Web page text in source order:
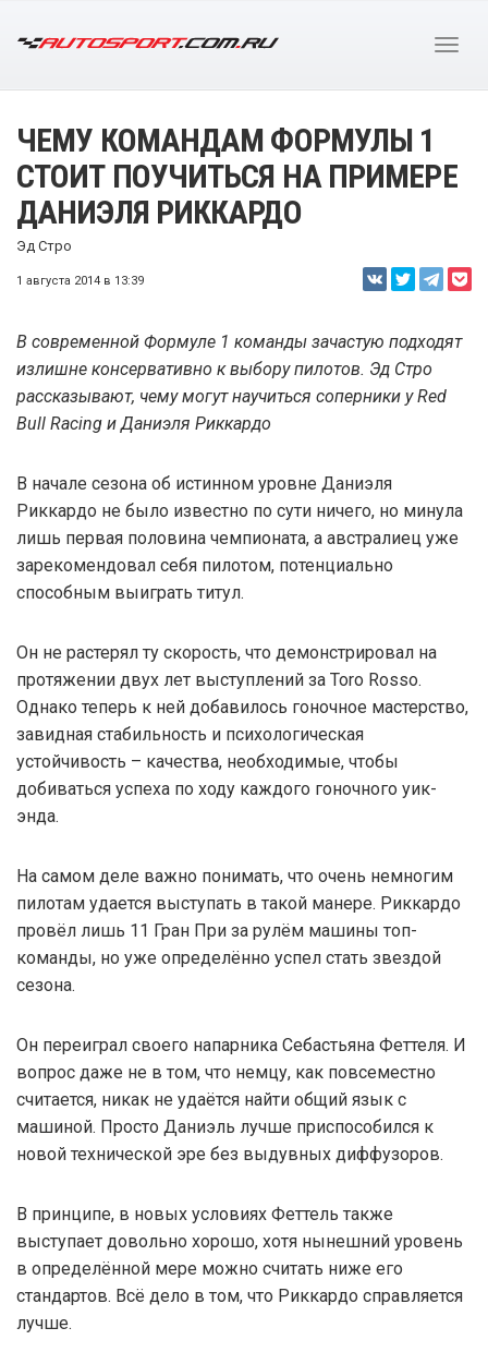
ЧЕМУ КОМАНДАМ ФОРМУЛЫ 1
СТОИТ ПОУЧИТЬСЯ НА ПРИМЕРЕ
ДАНИЭЛЯ РИККАРДО
Эд Стро
1 августа 2014 в 13:39
В современной Формуле 1 команды зачастую подходят
излишне консервативно к выбору пилотов. Эд Стро
рассказывают, чему могут научиться соперники у Red
Bull Racing и Даниэля Риккардо
В начале сезона об истинном уровне Даниэля
Риккардо не было известно по сути ничего, но минула
лишь первая половина чемпионата, а австралиец уже
зарекомендовал себя пилотом, потенциально
способным выиграть титул.
Он не растерял ту скорость, что демонстрировал на
протяжении двух лет выступлений за Toro Rosso.
Однако теперь к ней добавилось гоночное мастерство,
завидная стабильность и психологическая
устойчивость – качества, необходимые, чтобы
добиваться успеха по ходу каждого гоночного уик-
энда.
На самом деле важно понимать, что очень немногим
пилотам удается выступать в такой манере. Риккардо
провёл лишь 11 Гран При за рулём машины топ-
команды, но уже определённо успел стать звездой
сезона.
Он переиграл своего напарника Себастьяна Феттеля. И
вопрос даже не в том, что немцу, как повсеместно
считается, никак не удаётся найти общий язык с
машиной. Просто Даниэль лучше приспособился к
новой технической эре без выдувных диффузоров.
В принципе, в новых условиях Феттель также
выступает довольно хорошо, хотя нынешний уровень
в определённой мере можно считать ниже его
стандартов. Всё дело в том, что Риккардо справляется
лучше.